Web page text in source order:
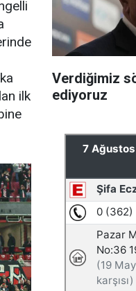
ilk
Verdiğimiz
ediyoruz